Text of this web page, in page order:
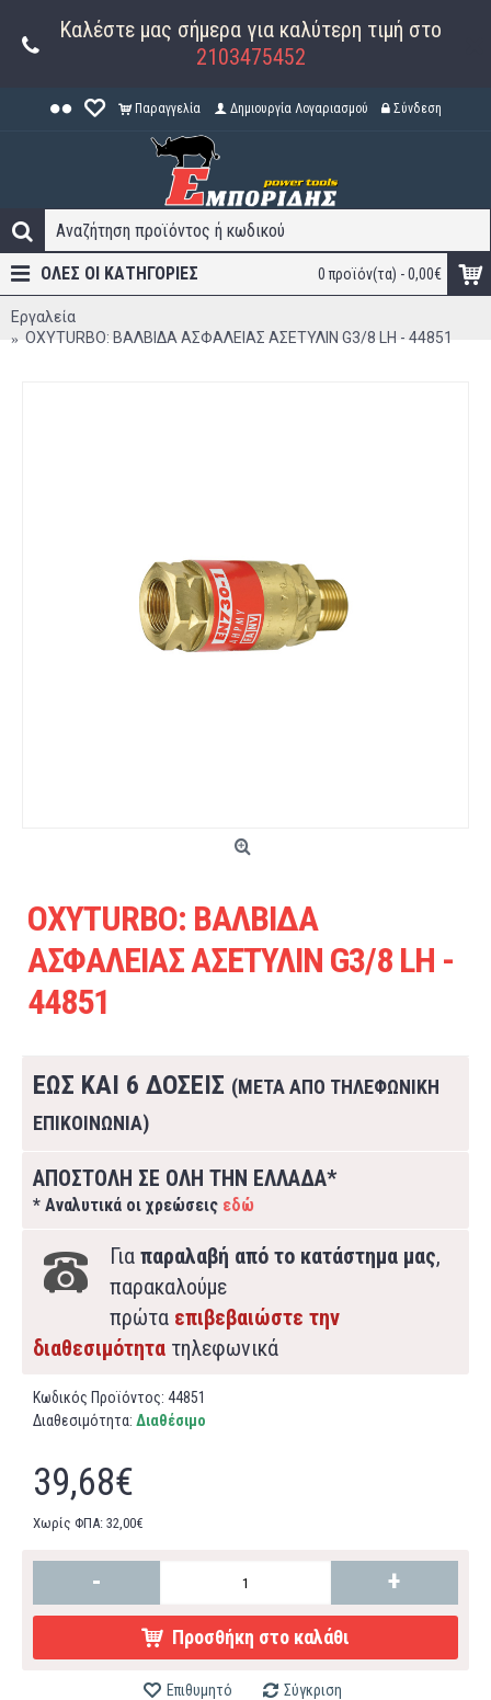
Καλέστε μας σήμερα για καλύτερη τιμή στο
2103475452
Παραγγελία Δημιουργία Λογαριασμού Σύνδεση
0 προϊόν(τα) - 0,00€
ΟΛΕΣ ΟΙ ΚΑΤΗΓΟΡΊΕΣ
Εργαλεία
OXYTURBO: ΒΑΛΒΙΔΑ ΑΣΦΑΛΕΙΑΣ ΑΣΕΤΥΛΙΝ G3/8 LH - 44851
OXYTURBO: ΒΑΛΒΙΔΑ
ΑΣΦΑΛΕΙΑΣ ΑΣΕΤΥΛΙΝ G3/8 LH -
44851
ΕΩΣ ΚΑΙ 6 ΔΟΣΕΙΣ (ΜΕΤΑ ΑΠΟ ΤΗΛΕΦΩΝΙΚΗ
ΕΠΙΚΟΙΝΩΝΙΑ)
ΑΠΟΣΤΟΛΗ ΣΕ ΟΛΗ ΤΗΝ ΕΛΛΑΔΑ*
* Αναλυτικά οι χρεώσεις εδώ
Για παραλαβή από το κατάστημα μας,
παρακαλούμε
πρώτα επιβεβαιώστε την
διαθεσιμότητα τηλεφωνικά
Κωδικός Προϊόντος: 44851
Διαθεσιμότητα: Διαθέσιμο
39,68€
Χωρίς ΦΠΑ: 32,00€
- +
Προσθήκη στο καλάθι
Επιθυμητό Σύγκριση